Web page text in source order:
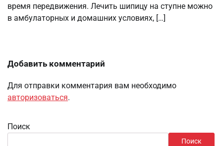
время передвижения. Лечить шипицу на ступне можно
в амбулаторных и домашних условиях, […]
Добавить комментарий
Для отправки комментария вам необходимо
авторизоваться.
Поиск
Поиск